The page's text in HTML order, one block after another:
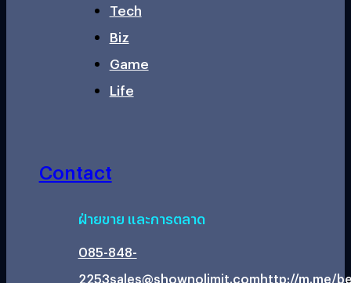
Tech
Biz
Game
Life
Contact
ฝ่ายขาย และการตลาด
085-848-
2253sales@shownolimit.comhttp://m.me/